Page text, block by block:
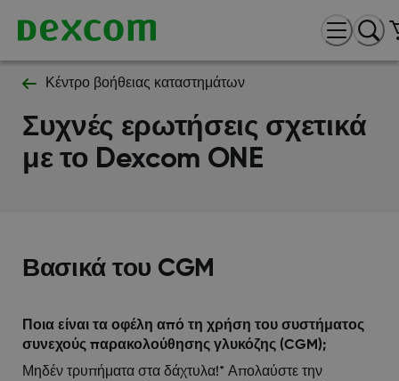
Κέντρο βοήθειας καταστημάτων
Συχνές ερωτήσεις σχετικά
με το Dexcom ONE
Βασικά του CGM
Ποια είναι τα οφέλη από τη χρήση του συστήματος
συνεχούς παρακολούθησης γλυκόζης (CGM);
Μηδέν τρυπήματα στα δάχτυλα!* Απολαύστε την